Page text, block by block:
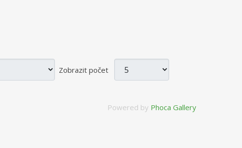
Zobrazit počet
Powered by Phoca Gallery